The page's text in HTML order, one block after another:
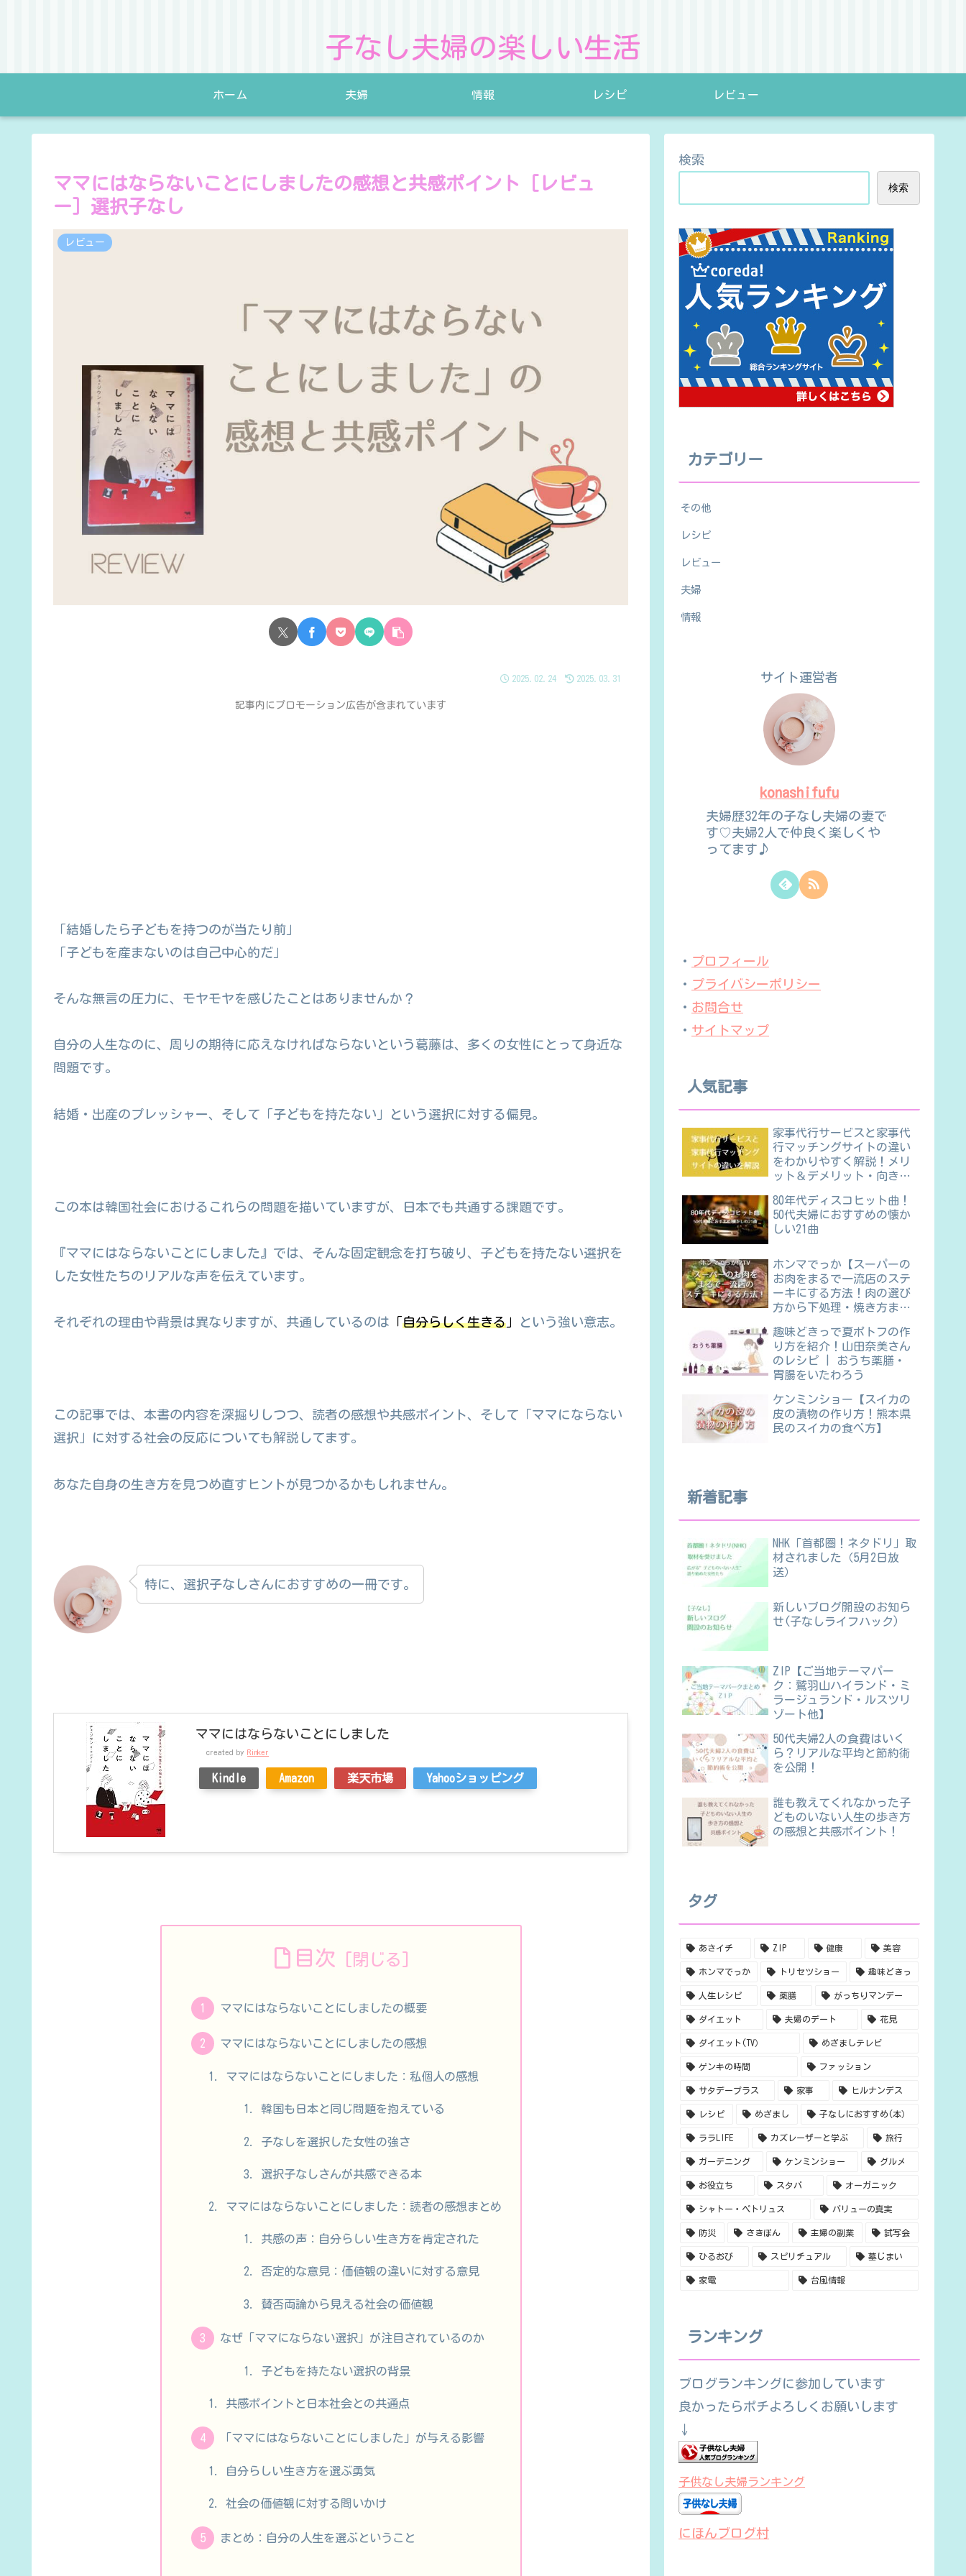
子なし夫婦の楽しい生活
ホーム 夫婦 情報 レシピ レビュー
ママにはならないことにしましたの感想と共感ポイント［レビュ
ー］選択子なし
レビュー
2025.02.24 2025.03.31
記事内にプロモーション広告が含まれています
「結婚したら子どもを持つのが当たり前」
「子どもを産まないのは自己中心的だ」
そんな無言の圧力に、モヤモヤを感じたことはありませんか？
自分の人生なのに、周りの期待に応えなければならないという葛藤は、多くの女性にとって身近な
問題です。
結婚・出産のプレッシャー、そして「子どもを持たない」という選択に対する偏見。
この本は韓国社会におけるこれらの問題を描いていますが、日本でも共通する課題です。
『ママにはならないことにしました』では、そんな固定観念を打ち破り、子どもを持たない選択を
した女性たちのリアルな声を伝えています。
それぞれの理由や背景は異なりますが、共通しているのは 自分らしく生きる という強い意志。
この記事では、本書の内容を深掘りしつつ、読者の感想や共感ポイント、そして「ママにならない
選択」に対する社会の反応についても解説してます。
あなた自身の生き方を見つめ直すヒントが見つかるかもしれません。
特に、選択子なしさんにおすすめの一冊です。
ママにはならないことにしました
created by Rinker
Kindle Amazon 楽天市場 Yahooショッピング
目次
ママにはならないことにしましたの概要
ママにはならないことにしましたの感想
ママにはならないことにしました：私個人の感想
韓国も日本と同じ問題を抱えている
子なしを選択した女性の強さ
選択子なしさんが共感できる本
ママにはならないことにしました：読者の感想まとめ
共感の声：自分らしい生き方を肯定された
否定的な意見：価値観の違いに対する意見
賛否両論から見える社会の価値観
なぜ「ママにならない選択」が注目されているのか
子どもを持たない選択の背景
共感ポイントと日本社会との共通点
「ママにはならないことにしました」が与える影響
自分らしい生き方を選ぶ勇気
社会の価値観に対する問いかけ
まとめ：自分の人生を選ぶということ
検索
検索
カテゴリー
その他
レシピ
レビュー
夫婦
情報
サイト運営者
konashifufu
夫婦歴32年の子なし夫婦の妻で
す♡夫婦2人で仲良く楽しくや
ってます♪
・ プロフィール
・ プライバシーポリシー
・ お問合せ
・ サイトマップ
人気記事
家事代行サービスと家事代
行マッチングサイトの違い
をわかりやすく解説！メリ
ット＆デメリット・向き不
80年代ディスコヒット曲！
50代夫婦におすすめの懐か
しい21曲
ホンマでっか【スーパーの
お肉をまるで一流店のステ
ーキにする方法！肉の選び
方から下処理・焼き方ま
趣味どきっで夏ポトフの作
り方を紹介！山田奈美さん
のレシピ | おうち薬膳・
胃腸をいたわろう
ケンミンショー【スイカの
皮の漬物の作り方！熊本県
民のスイカの食べ方】
新着記事
NHK「首都圏！ネタドリ」取
材されました（5月2日放
送）
新しいブログ開設のお知ら
せ(子なしライフハック)
ZIP【ご当地テーマパー
ク：鷲羽山ハイランド・ミ
ラージュランド・ルスツリ
ゾート他】
50代夫婦2人の食費はいく
ら？リアルな平均と節約術
を公開！
誰も教えてくれなかった子
どものいない人生の歩き方
の感想と共感ポイント！
タグ
あさイチ ZIP 健康 美容
ホンマでっか トリセツショー 趣味どきっ
人生レシピ 薬膳 がっちりマンデー
ダイエット 夫婦のデート 花見
ダイエット(TV） めざましテレビ
ゲンキの時間 ファッション
サタデープラス 家事 ヒルナンデス
レシピ めざまし 子なしにおすすめ(本）
ララLIFE カズレーザーと学ぶ 旅行
ガーデニング ケンミンショー グルメ
お役立ち スタバ オーガニック
シャトー・ペトリュス バリューの真実
防災 さきぽん 主婦の副業 試写会
ひるおび スピリチュアル 墓じまい
家電 台風情報
ランキング
ブログランキングに参加しています
良かったらポチよろしくお願いします
↓
子供なし夫婦ランキング
にほんブログ村